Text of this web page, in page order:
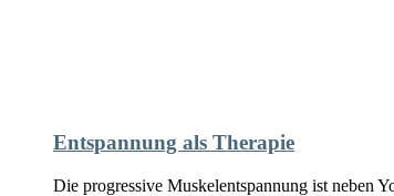
Entspannung als Therapie
Die progressive Muskelentspannung ist neben